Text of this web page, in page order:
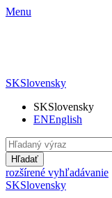
Menu
SKSlovensky
SKSlovensky
ENEnglish
Hľadať
rozšírené vyhľadávanie
SKSlovensky